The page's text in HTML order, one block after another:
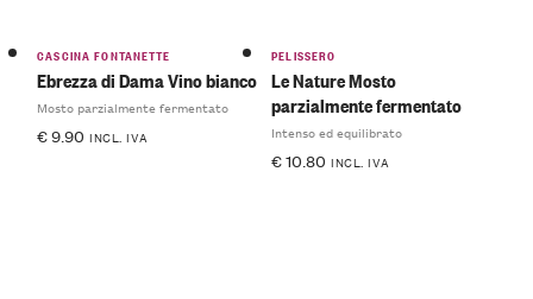
CASCINA FONTANETTE
Ebrezza di Dama Vino bianco
Mosto parzialmente fermentato
€9.90 INCL. IVA
PELISSERO
Le Nature Mosto
parzialmente fermentato
Intenso ed equilibrato
€10.80 INCL. IVA